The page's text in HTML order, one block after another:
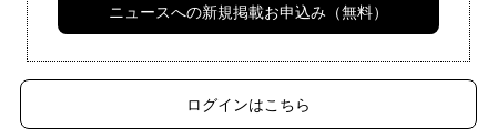
ニュースへの新規掲載お申込み（無料）
ログインはこちら